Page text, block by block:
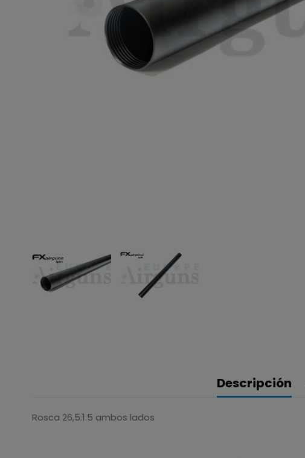
Descripción
Rosca 26,5:1.5 ambos lados